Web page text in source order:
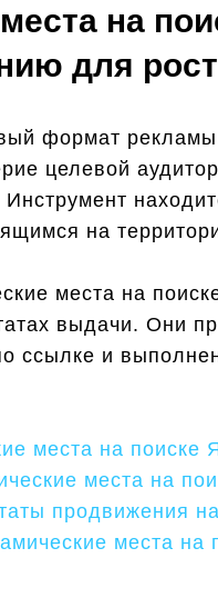
на
для
формат
целевой
на
места на
выдачи. Они
ссылке и
места на поиске
места на
продвижения
места